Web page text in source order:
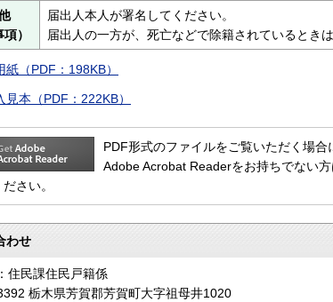
）
届出人本人が署名してください。
届出人の一方が、死亡などで除籍されているとき
紙（PDF：198KB）
見本（PDF：222KB）
PDF形式のファイルをご覧いただく場合
Adobe Acrobat Readerをお持ちでない
さい。
わせ
住民課住民戸籍係
栃木県芳賀郡芳賀町大字祖母井1020